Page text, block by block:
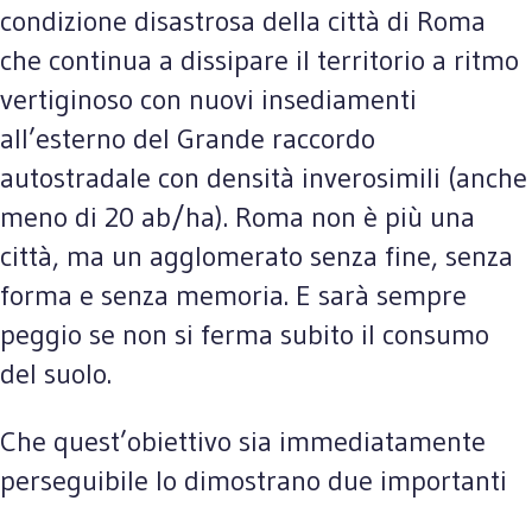
condizione disastrosa della città di Roma
che continua a dissipare il territorio a ritmo
vertiginoso con nuovi insediamenti
all’esterno del Grande raccordo
autostradale con densità inverosimili (anche
meno di 20 ab/ha). Roma non è più una
città, ma un agglomerato senza fine, senza
forma e senza memoria. E sarà sempre
peggio se non si ferma subito il consumo
del suolo.
Che quest’obiettivo sia immediatamente
perseguibile lo dimostrano due importanti